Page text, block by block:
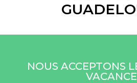
NOUS ACCEPTONS